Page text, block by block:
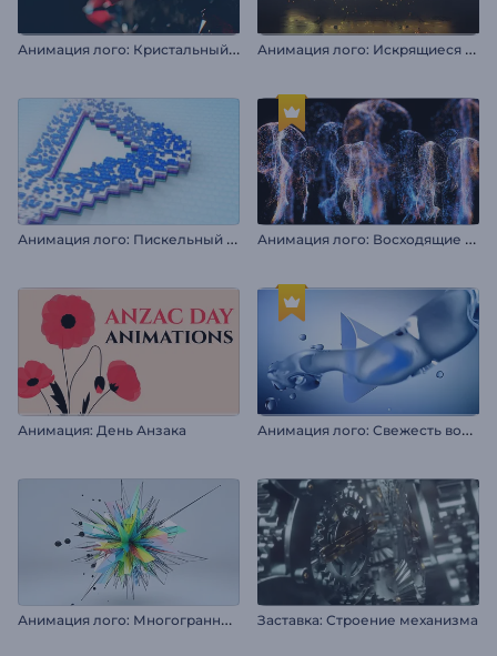
А
нимация лого: Кристальный взрыв А
нимация лого: Искрящиеся частицы
А
нимация лого: Пискельный глитч А
нимация лого: Восходящие волны частиц
Анимация: День Анзака А
нимация лого: Свежесть воды
А
нимация лого: Многогранные шипы Заставка: Строение механизма